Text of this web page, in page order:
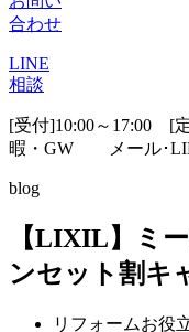
合わせ
LINE
相談
[受付]10:00～17:00 [
暇・GW メール･
blog
【LIXIL】ミ
ンセット割キ
リフォームお役